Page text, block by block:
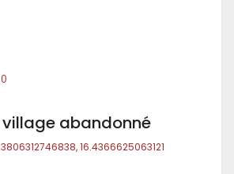
0
abandonné
16.4366625063121